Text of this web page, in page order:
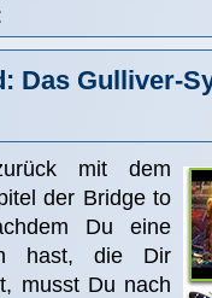
Das Gulliver-
mit dem
der Bridge to
Du eine
hast, die Dir
musst Du nach